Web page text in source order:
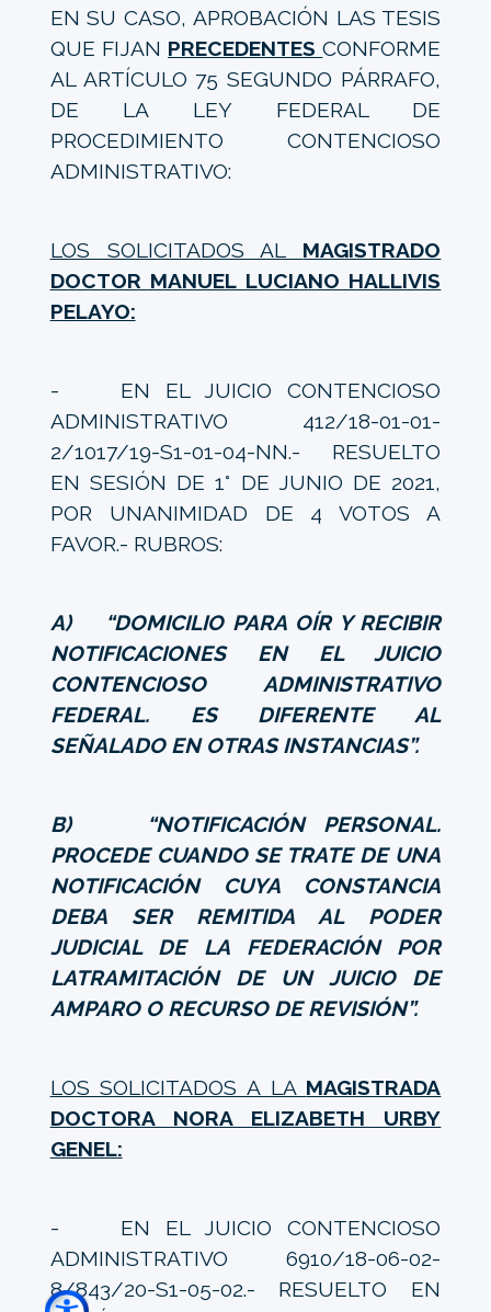
EN SU CASO, APROBACIÓN LAS TESIS
QUE FIJAN PRECEDENTESCONFORME
AL ARTÍCULO 75 SEGUNDO PÁRRAFO,
DE LA LEY FEDERAL DE
PROCEDIMIENTO CONTENCIOSO
ADMINISTRATIVO:
LOS SOLICITADOS AL MAGISTRADO
DOCTOR MANUEL LUCIANO HALLIVIS
PELAYO:
- EN EL JUICIO CONTENCIOSO
ADMINISTRATIVO 412/18-01-01-
2/1017/19-S1-01-04-NN.- RESUELTO
EN SESIÓN DE 1° DE JUNIO DE 2021,
POR UNANIMIDAD DE 4 VOTOS A
FAVOR.- RUBROS:
A) “DOMICILIO PARA OÍR Y RECIBIR
NOTIFICACIONES EN EL JUICIO
CONTENCIOSO ADMINISTRATIVO
FEDERAL. ES DIFERENTE AL
SEÑALADO EN OTRAS INSTANCIAS”.
B) “NOTIFICACIÓN PERSONAL.
PROCEDE CUANDO SE TRATE DE UNA
NOTIFICACIÓN CUYA CONSTANCIA
DEBA SER REMITIDA AL PODER
JUDICIAL DE LA FEDERACIÓN POR
LATRAMITACIÓN DE UN JUICIO DE
AMPARO O RECURSO DE REVISIÓN”.
LOS SOLICITADOS A LA MAGISTRADA
DOCTORA NORA ELIZABETH URBY
GENEL:
- EN EL JUICIO CONTENCIOSO
ADMINISTRATIVO 6910/18-06-02-
8/843/20-S1-05-02.- RESUELTO EN